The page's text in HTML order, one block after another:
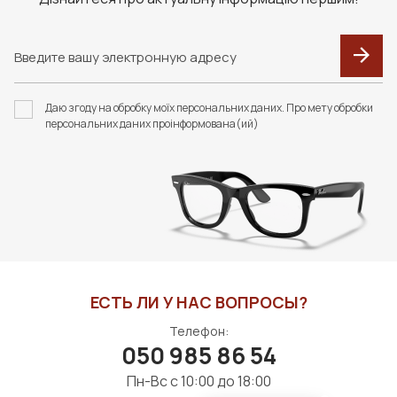
F020 В КОЛЬОРАХ.
ФУТЛЯР З СЕРВЕТКОЮ
FASHION STYLE
F093 В КОЛЬОРАХ.
FASHION STYLE
В КОРЗИНУ
Даю згоду на обробку моїх персональних даних. Про мету обробки
персональних даних проінформована(ий)
ЕСТЬ ЛИ У НАС ВОПРОСЫ?
Телефон:
050 985 86 54
Пн-Вс с 10:00 до 18:00